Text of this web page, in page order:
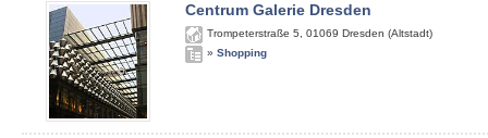
Centrum Galerie Dresden
Trompeterstraße 5 01069 Dresden (Altstadt)
» Shopping